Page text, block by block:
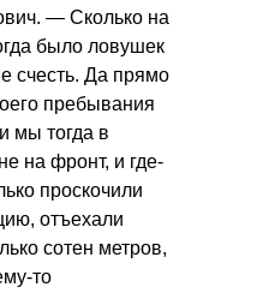
— Сколько на
было ловушек
счесть. Да прямо
пребывания
мы тогда в
на фронт, и где-
проскочили
отъехали
сотен метров,
то